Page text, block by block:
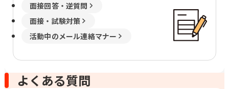
面接回答・逆質問
面接・試験対策
活動中のメール連絡マナー
よくある質問